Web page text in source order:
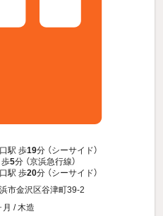
駅 歩19分 （シーサイド）
5分 （京浜急行線）
駅 歩20分 （シーサイド）
市金沢区谷津町39-2
/ 木造